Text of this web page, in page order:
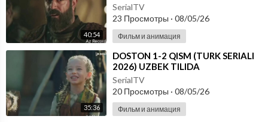
40:54
SerialTV
23 Просмотры · 08/05/26
Фильм и анимация
35:36
⁣DOSTON 1-2 QISM (TURK SERIALI
2026) UZBEK TILIDA
SerialTV
20 Просмотры · 08/05/26
Фильм и анимация